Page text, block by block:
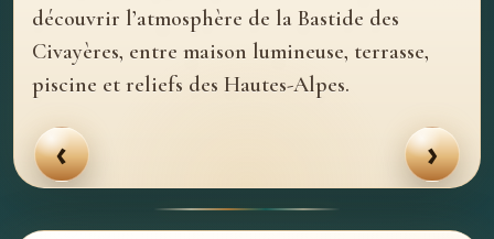
découvrir l’atmosphère de la Bastide des
Civayères, entre maison lumineuse, terrasse,
piscine et reliefs des Hautes-Alpes.
‹ ›